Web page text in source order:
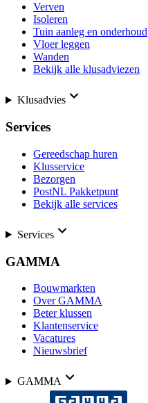
Verven
Isoleren
Tuin aanleg en onderhoud
Vloer leggen
Wanden
Bekijk alle klusadviezen
Klusadvies
Services
Gereedschap huren
Klusservice
Bezorgen
PostNL Pakketpunt
Bekijk alle services
Services
GAMMA
Bouwmarkten
Over GAMMA
Beter klussen
Klantenservice
Vacatures
Nieuwsbrief
GAMMA